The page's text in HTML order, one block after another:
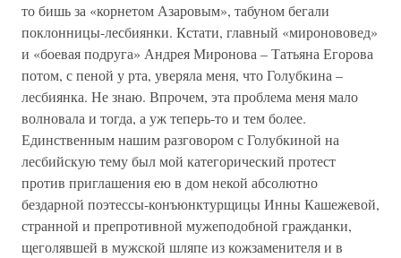
то бишь за «корнетом Азаровым», табуном бегали
поклонницы-лесбиянки. Кстати, главный «миронововед»
и «боевая подруга» Андрея Миронова – Татьяна Егорова
потом, с пеной у рта, уверяла меня, что Голубкина –
лесбиянка. Не знаю. Впрочем, эта проблема меня мало
волновала и тогда, а уж теперь-то и тем более.
Единственным нашим разговором с Голубкиной на
лесбийскую тему был мой категорический протест
против приглашения ею в дом некой абсолютно
бездарной поэтессы-конъюнктурщицы Инны Кашежевой,
странной и препротивной мужеподобной гражданки,
щеголявшей в мужской шляпе из кожзаменителя и в